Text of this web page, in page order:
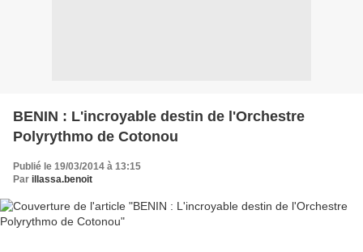
BENIN : L'incroyable destin de l'Orchestre
Polyrythmo de Cotonou
Publié le 19/03/2014 à 13:15
Par illassa.benoit